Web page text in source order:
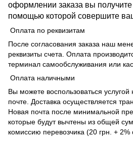
оформлении заказа вы получите
помощью которой совершите
Оплата по реквизитам
После согласования заказа наш
реквизиты счета. Оплата
терминал самообслуживания или
Оплата наличными
Вы можете воспользоваться
почте. Доставка осуществляется
Новая почта после минимальной
которые будут вычтены из общей
комиссию перевозчика (20 грн. +